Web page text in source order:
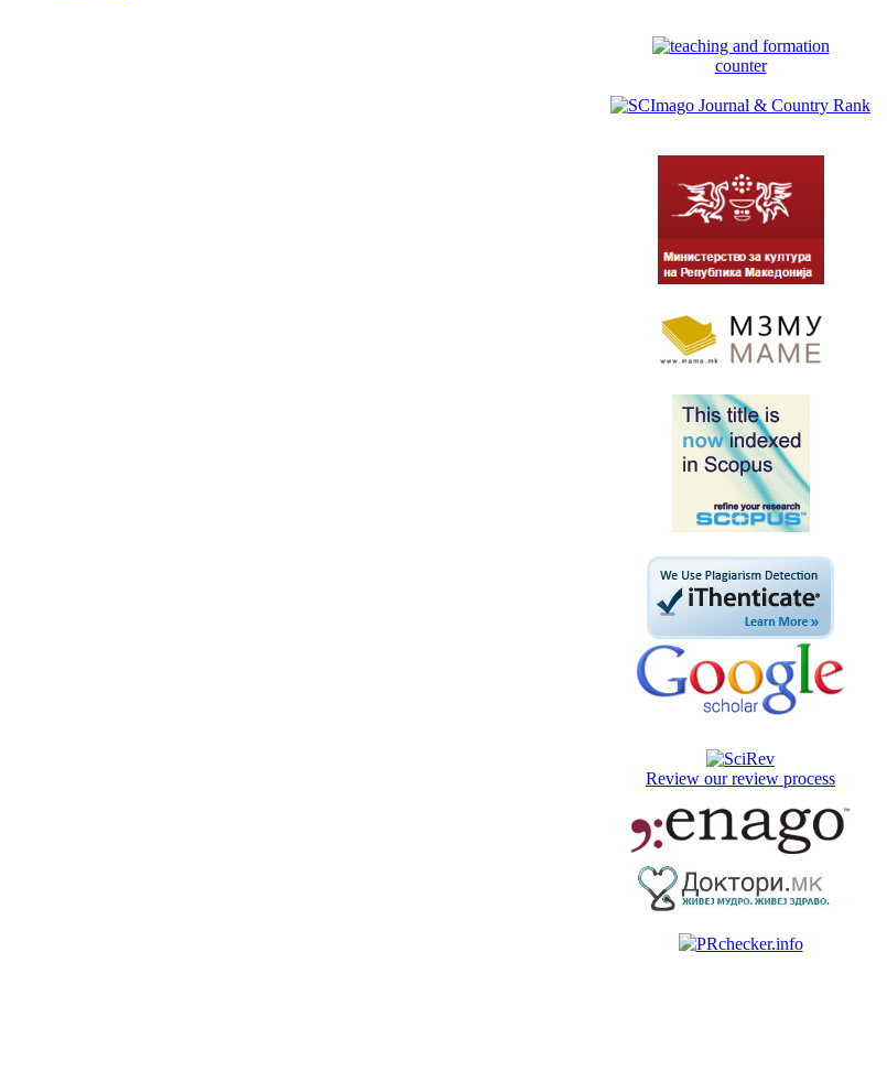
counter
Review our review process